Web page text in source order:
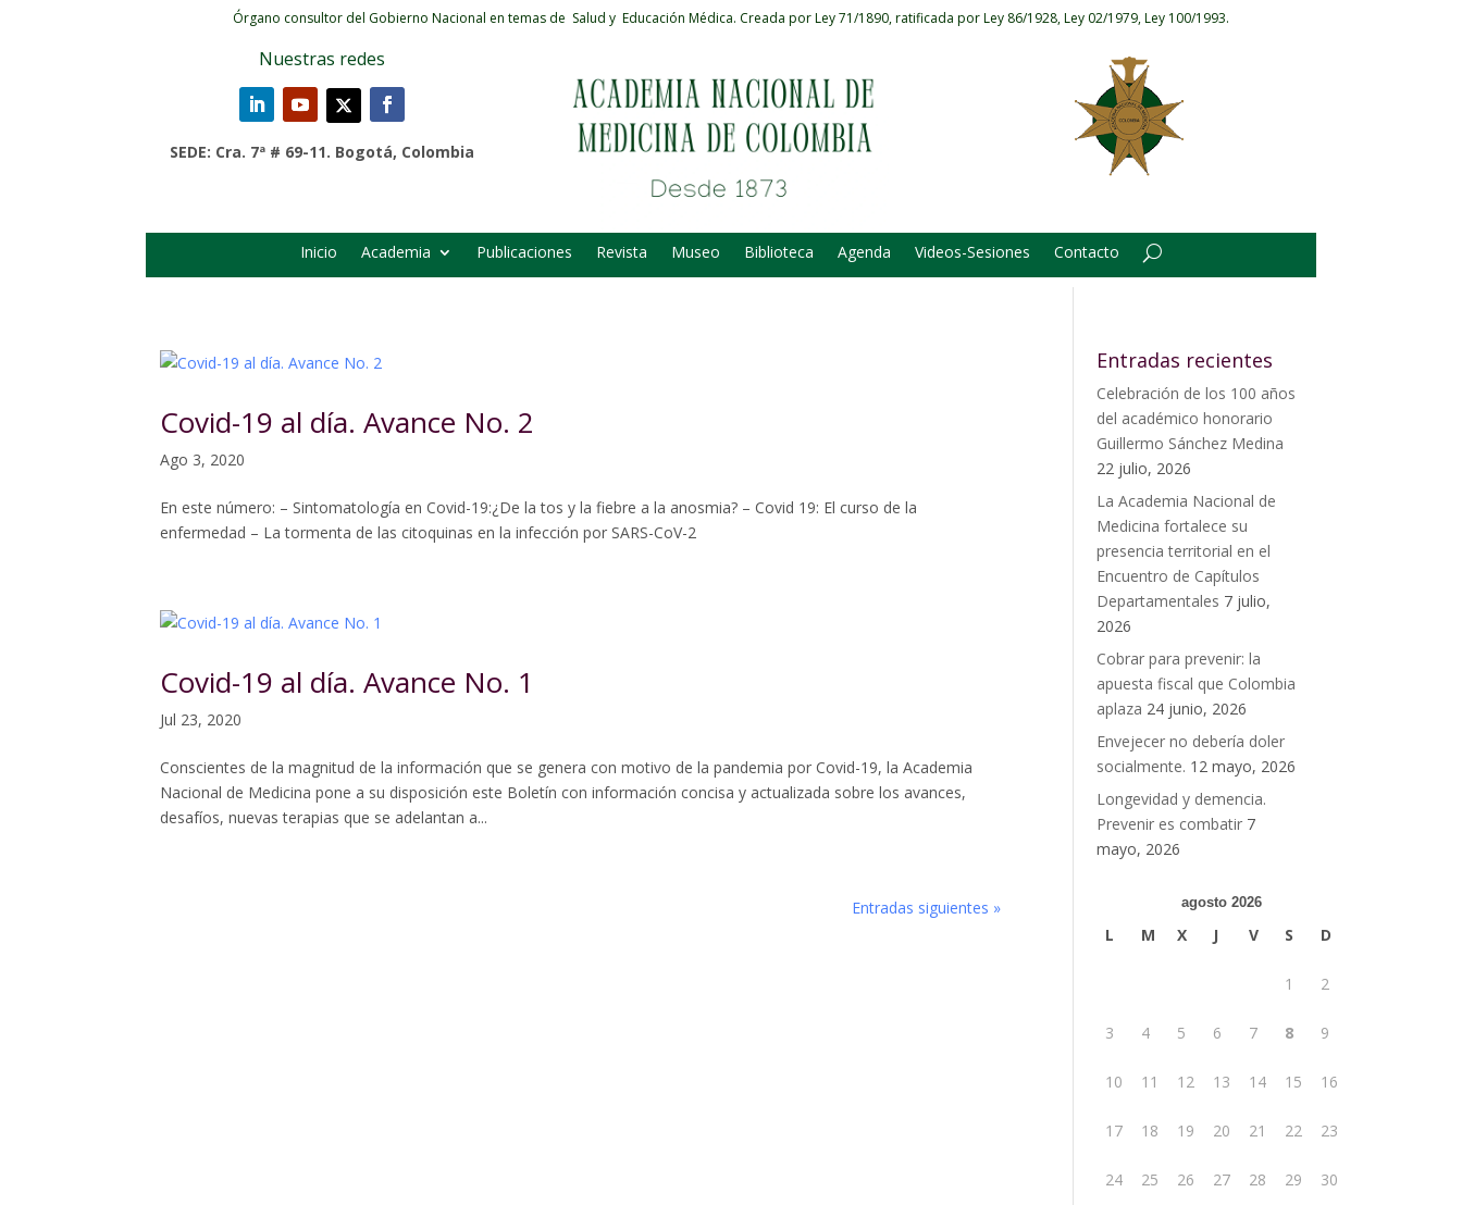
Órgano consultor del Gobierno Nacional en temas de Salud y Educación Médica. Creada por Ley 71/1890, ratificada por Ley 86/1928, Ley 02/1979, Ley 100/1993.
Nuestras redes
SEDE: Cra. 7ª # 69-11. Bogotá, Colombia
Inicio Academia Publicaciones Revista Museo Biblioteca Agenda Videos-Sesiones Contacto
Covid-19 al día. Avance No. 2
Ago 3, 2020
En este número: – Sintomatología en Covid-19:¿De la tos y la fiebre a la anosmia? – Covid 19: El curso de la
enfermedad – La tormenta de las citoquinas en la infección por SARS-CoV-2
Covid-19 al día. Avance No. 1
Jul 23, 2020
Conscientes de la magnitud de la información que se genera con motivo de la pandemia por Covid-19, la Academia
Nacional de Medicina pone a su disposición este Boletín con información concisa y actualizada sobre los avances,
desafíos, nuevas terapias que se adelantan a...
Entradas siguientes »
Entradas recientes
Celebración de los 100 años
del académico honorario
Guillermo Sánchez Medina
22 julio, 2026
La Academia Nacional de
Medicina fortalece su
presencia territorial en el
Encuentro de Capítulos
Departamentales 7 julio,
2026
Cobrar para prevenir: la
apuesta fiscal que Colombia
aplaza 24 junio, 2026
Envejecer no debería doler
socialmente. 12 mayo, 2026
Longevidad y demencia.
Prevenir es combatir 7
mayo, 2026
agosto 2026
L M X J V S D
1 2
3 4 5 6 7 8 9
10 11 12 13 14 15 16
17 18 19 20 21 22 23
24 25 26 27 28 29 30